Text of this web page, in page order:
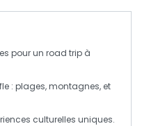
pour un road trip à
: plages,montagnes, et
culturelles uniques.